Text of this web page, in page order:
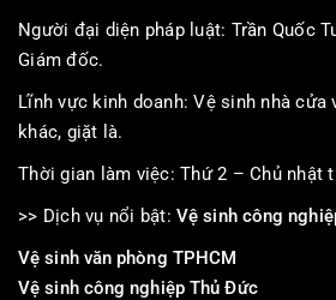
Người đại diện pháp luật: Trần Quốc
Giám đốc.
Lĩnh vực kinh doanh: Vệ sinh nhà cửa
khác, giặt là.
Thời gian làm việc: Thứ 2 – Chủ nhật
>> Dịch vụ nổi bật: Vệ sinh công
Vệ sinh văn phòng TPHCM
Vệ sinh công nghiệp Thủ Đức